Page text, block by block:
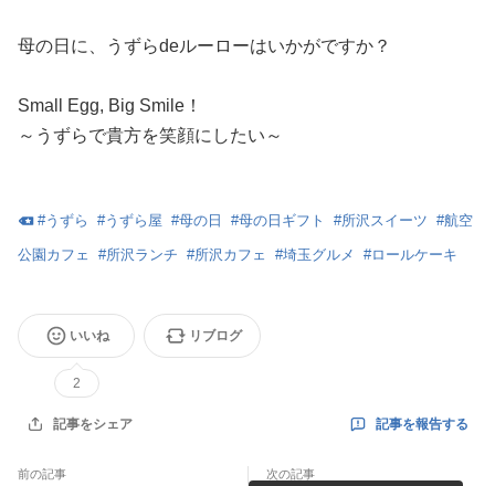
母の日に、うずらdeルーローはいかがですか？
Small Egg, Big Smile！
～うずらで貴方を笑顔にしたい～
#うずら #うずら屋 #母の日 #母の日ギフト #所沢スイーツ #航空
公園カフェ #所沢ランチ #所沢カフェ #埼玉グルメ #ロールケーキ
いいね
2
リブログ
記事をシェア 記事を報告する
前の記事 次の記事